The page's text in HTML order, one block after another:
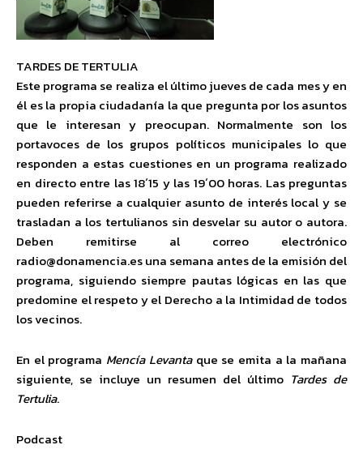
TARDES DE TERTULIA
Este programa se realiza el último jueves de cada mes y en
él es la propia ciudadanía la que pregunta por los asuntos
que le interesan y preocupan. Normalmente son los
portavoces de los grupos políticos municipales lo que
responden a estas cuestiones en un programa realizado
en directo entre las 18´15 y las 19´00 horas. Las preguntas
pueden referirse a cualquier asunto de interés local y se
trasladan a los tertulianos sin desvelar su autor o autora.
Deben remitirse al correo electrónico
radio@donamencia.es una semana antes de la emisión del
programa, siguiendo siempre pautas lógicas en las que
predomine el respeto y el Derecho a la Intimidad de todos
los vecinos.
En el programa Mencía Levantaque se emita a la mañana
siguiente, se incluye un resumen del último Tardes de
Tertulia.
Podcast